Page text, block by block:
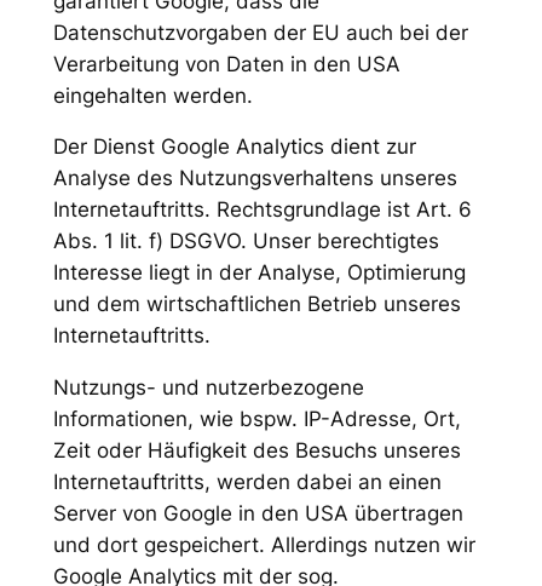
Datenschutzvorgaben der EU auch bei der
Verarbeitung von Daten in den USA
eingehalten werden.
Der Dienst Google Analytics dient zur
Analyse des Nutzungsverhaltens unseres
Internetauftritts. Rechtsgrundlage ist Art. 6
Abs. 1 lit. f) DSGVO. Unser berechtigtes
Interesse liegt in der Analyse, Optimierung
und dem wirtschaftlichen Betrieb unseres
Internetauftritts.
Nutzungs- und nutzerbezogene
Informationen, wie bspw. IP-Adresse, Ort,
Zeit oder Häufigkeit des Besuchs unseres
Internetauftritts, werden dabei an einen
Server von Google in den USA übertragen
und dort gespeichert. Allerdings nutzen wir
Google Analytics mit der sog.